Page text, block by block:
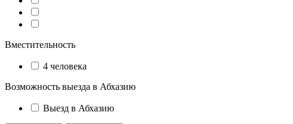
Вместительность
4 человека
Возможность выезда в Абхазию
Выезд в Абхазию